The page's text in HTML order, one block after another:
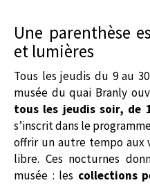
Une parenthèse
et lumières
Tous les jeudis du 9 au
musée du quai Branly
tous les jeudis soir, de
s’inscrit dans le
offrir un autre tempo aux
libre. Ces nocturnes
musée : les collections